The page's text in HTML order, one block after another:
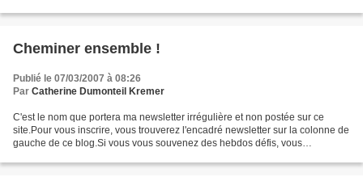
Cheminer ensemble !
Publié le 07/03/2007 à 08:26
Par Catherine Dumonteil Kremer
C'est le nom que portera ma newsletter irrégulière et non postée sur ce
site.Pour vous inscrire, vous trouverez l'encadré newsletter sur la colonne de
gauche de ce blog.Si vous vous souvenez des hebdos défis, vous